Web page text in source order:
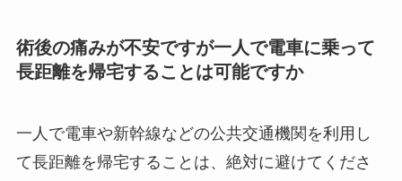
術後の痛みが不安ですが一人で電車に乗って
長距離を帰宅することは可能ですか
一人で電車や新幹線などの公共交通機関を利用し
て長距離を帰宅することは、絶対に避けてくださ